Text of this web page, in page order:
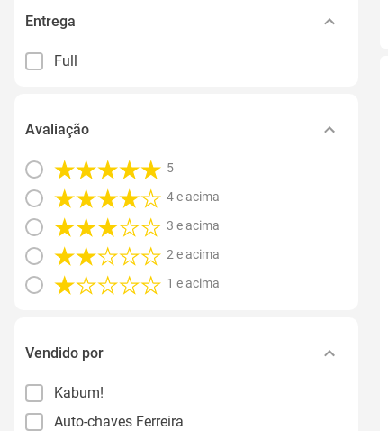
Entrega
Full
Avaliação
5
4 e acima
3 e acima
2 e acima
1 e acima
Vendido por
Kabum!
Auto-chaves Ferreira